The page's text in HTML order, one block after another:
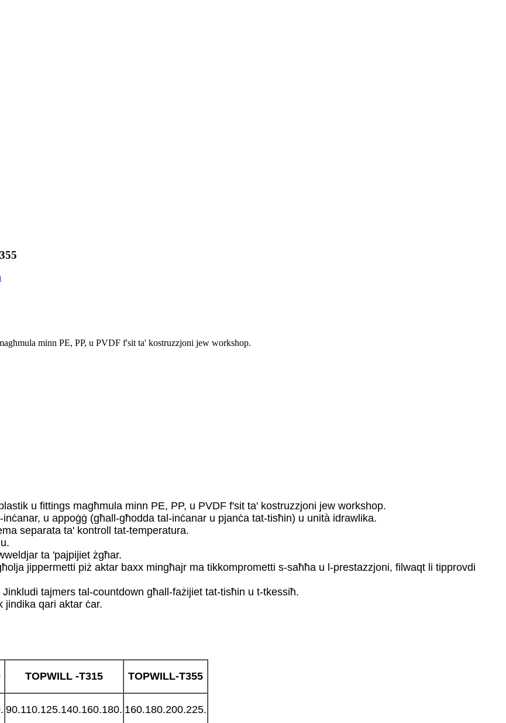
minn PE, PP, u PVDF f'sit ta' kostruzzjoni jew workshop.
u fittings magħmula minn PE, PP, u PVDF f'sit ta' kostruzzjoni jew workshop.
u appoġġ (għall-għodda tal-inċanar u pjanċa tat-tisħin) u unità idrawlika.
separata ta' kontroll tat-temperatura.
ta 'pajpijiet żgħar.
jippermetti piż aktar baxx mingħajr ma tikkomprometti s-saħħa u l-prestazzjoni, filwaqt li tipprovdi
tajmers tal-countdown għall-fażijiet tat-tisħin u t-tkessiħ.
jindika qari aktar ċar.
TOPWILL -T315 TOPWILL-T355
90.110.125.140.160.180. 160.180.200.225.